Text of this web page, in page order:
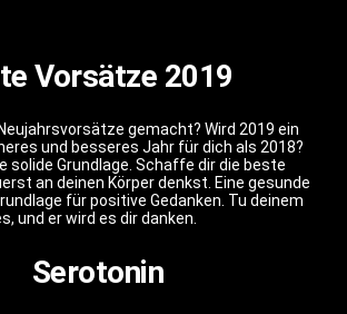
Vorsätze 2019
gemacht? Wird 2019 ein
und besseres Jahr für dich als 2018?
solide Grundlage. Schaffe dir die beste
an deinen Körper denkst. Eine gesunde
für positive Gedanken. Tu deinem
und er wird es dir danken.
Serotonin